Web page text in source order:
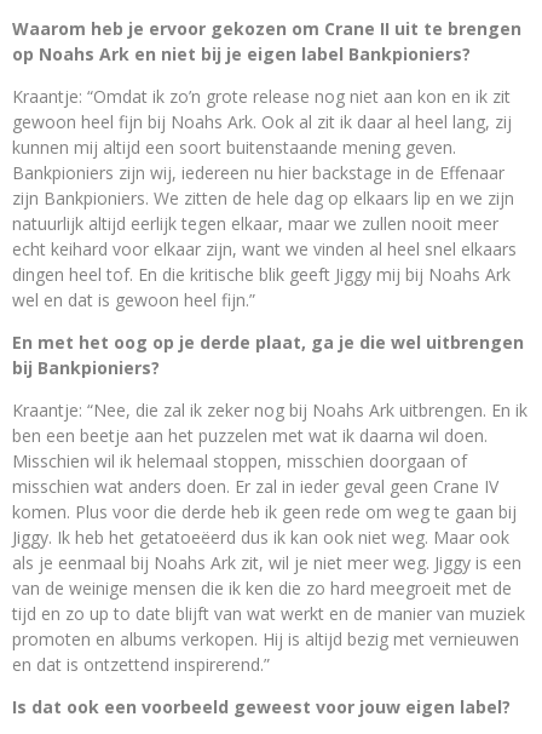
Waarom heb je ervoor gekozen om Crane II uit te brengen
op Noahs Ark en niet bij je eigen label Bankpioniers?
Kraantje: “Omdat ik zo’n grote release nog niet aan kon en ik zit
gewoon heel fijn bij Noahs Ark. Ook al zit ik daar al heel lang, zij
kunnen mij altijd een soort buitenstaande mening geven.
Bankpioniers zijn wij, iedereen nu hier backstage in de Effenaar
zijn Bankpioniers. We zitten de hele dag op elkaars lip en we zijn
natuurlijk altijd eerlijk tegen elkaar, maar we zullen nooit meer
echt keihard voor elkaar zijn, want we vinden al heel snel elkaars
dingen heel tof. En die kritische blik geeft Jiggy mij bij Noahs Ark
wel en dat is gewoon heel fijn.”
En met het oog op je derde plaat, ga je die wel uitbrengen
bij Bankpioniers?
Kraantje: “Nee, die zal ik zeker nog bij Noahs Ark uitbrengen. En ik
ben een beetje aan het puzzelen met wat ik daarna wil doen.
Misschien wil ik helemaal stoppen, misschien doorgaan of
misschien wat anders doen. Er zal in ieder geval geen Crane IV
komen. Plus voor die derde heb ik geen rede om weg te gaan bij
Jiggy. Ik heb het getatoeëerd dus ik kan ook niet weg. Maar ook
als je eenmaal bij Noahs Ark zit, wil je niet meer weg. Jiggy is een
van de weinige mensen die ik ken die zo hard meegroeit met de
tijd en zo up to date blijft van wat werkt en de manier van muziek
promoten en albums verkopen. Hij is altijd bezig met vernieuwen
en dat is ontzettend inspirerend.”
Is dat ook een voorbeeld geweest voor jouw eigen label?